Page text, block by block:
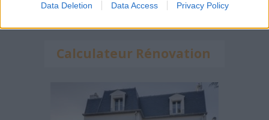
Data Deletion Data Access Privacy Policy
Calculateur Rénovation